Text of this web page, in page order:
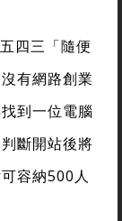
四三「隨便
有網路創業
到一位電腦
斷開站後將
容納500人